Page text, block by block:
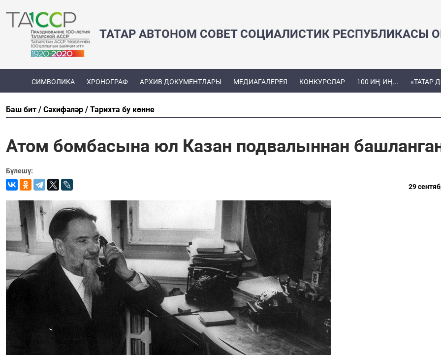
ТАТАР АВТОНОМ СОВЕТ СОЦИАЛИСТИК РЕСПУБЛИКАСЫ
СИМВОЛИКА ХРОНОГРАФ АРХИВ ДОКУМЕНТЛАРЫ МЕДИАГАЛЕРЕЯ КОНКУРСЛАР 100 ИҢ-ИҢ... «ТАТАР
Баш бит Сәхифәләр Тарихта бу көнне
Атом бомбасына юл Казан подвалыннан
Бүлешү:
29